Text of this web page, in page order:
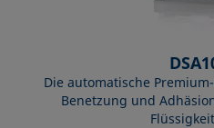
Die automatische
Benetzung und